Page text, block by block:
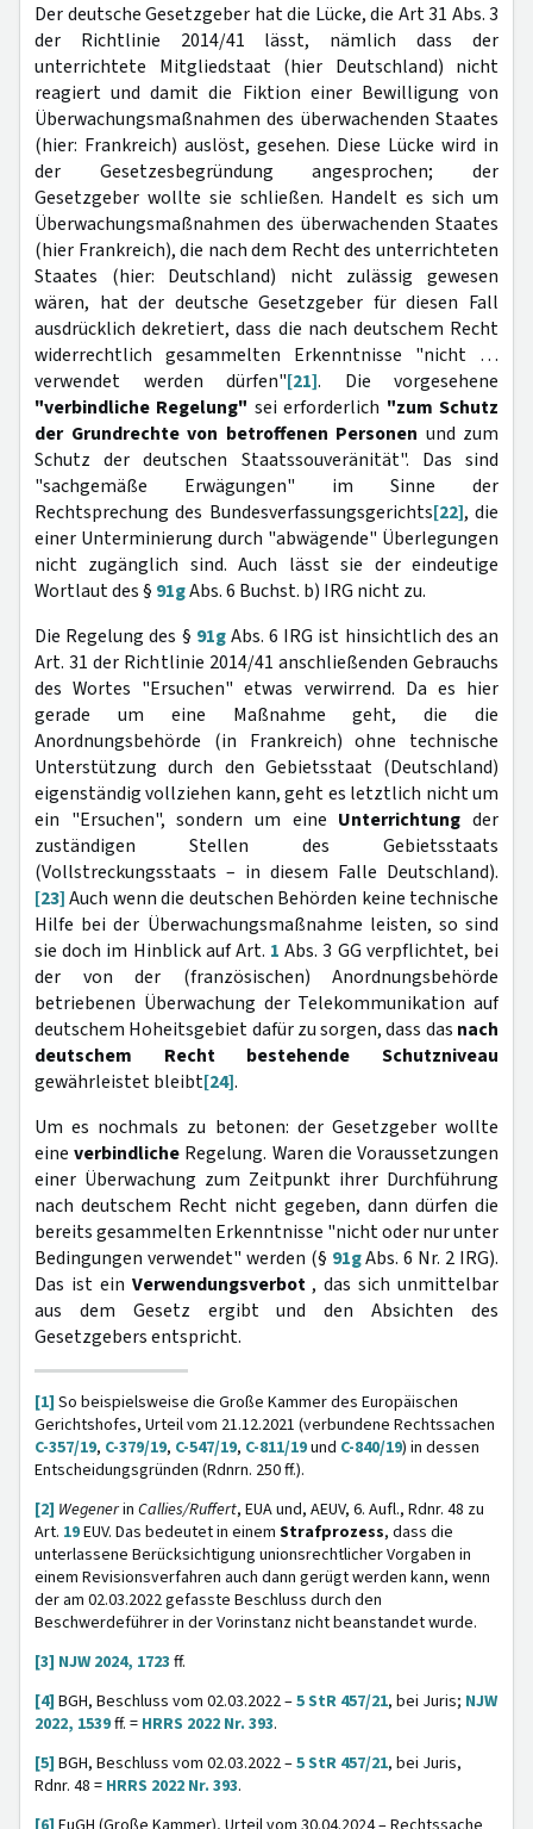
Der deutsche Gesetzgeber hat die Lücke, die Art 31 Abs. 3
der Richtlinie 2014/41 lässt, nämlich dass der
unterrichtete Mitgliedstaat (hier Deutschland) nicht
reagiert und damit die Fiktion einer Bewilligung von
Überwachungsmaßnahmen des überwachenden Staates
(hier: Frankreich) auslöst, gesehen. Diese Lücke wird in
der Gesetzesbegründung angesprochen; der
Gesetzgeber wollte sie schließen. Handelt es sich um
Überwachungsmaßnahmen des überwachenden Staates
(hier Frankreich), die nach dem Recht des unterrichteten
Staates (hier: Deutschland) nicht zulässig gewesen
wären, hat der deutsche Gesetzgeber für diesen Fall
ausdrücklich dekretiert, dass die nach deutschem Recht
widerrechtlich gesammelten Erkenntnisse "nicht …
verwendet werden dürfen"[21]. Die vorgesehene
"verbindliche Regelung" sei erforderlich "zum Schutz
der Grundrechte von betroffenen Personen und zum
Schutz der deutschen Staatssouveränität". Das sind
"sachgemäße Erwägungen" im Sinne der
Rechtsprechung des Bundesverfassungsgerichts[22], die
einer Unterminierung durch "abwägende" Überlegungen
nicht zugänglich sind. Auch lässt sie der eindeutige
Wortlaut des § 91gAbs. 6 Buchst. b) IRG nicht zu.
Die Regelung des § 91gAbs. 6 IRG ist hinsichtlich des an
Art. 31 der Richtlinie 2014/41 anschließenden Gebrauchs
des Wortes "Ersuchen" etwas verwirrend. Da es hier
gerade um eine Maßnahme geht, die die
Anordnungsbehörde (in Frankreich) ohne technische
Unterstützung durch den Gebietsstaat (Deutschland)
eigenständig vollziehen kann, geht es letztlich nicht um
ein "Ersuchen", sondern um eine Unterrichtung der
zuständigen Stellen des Gebietsstaats
(Vollstreckungsstaats – in diesem Falle Deutschland).
[23]Auch wenn die deutschen Behörden keine technische
Hilfe bei der Überwachungsmaßnahme leisten, so sind
sie doch im Hinblick auf Art. 1 Abs. 3 GG verpflichtet, bei
der von der (französischen) Anordnungsbehörde
betriebenen Überwachung der Telekommunikation auf
deutschem Hoheitsgebiet dafür zu sorgen, dass das nach
deutschem Recht bestehende Schutzniveau
gewährleistet bleibt[24].
Um es nochmals zu betonen: der Gesetzgeber wollte
eineverbindliche Regelung. Waren die Voraussetzungen
einer Überwachung zum Zeitpunkt ihrer Durchführung
nach deutschem Recht nicht gegeben, dann dürfen die
bereits gesammelten Erkenntnisse "nicht oder nur unter
Bedingungen verwendet" werden (§ 91gAbs. 6 Nr. 2 IRG).
Das ist ein Verwendungsverbot , das sich unmittelbar
aus dem Gesetz ergibt und den Absichten des
Gesetzgebers entspricht.
[1] So beispielsweise die Große Kammer des Europäischen
Gerichtshofes, Urteil vom 21.12.2021 (verbundene Rechtssachen
C-357/19, C-379/19, C-547/19, C-811/19und C-840/19) in dessen
Entscheidungsgründen (Rdnrn. 250 ff.).
[2] Wegenerin Callies/Ruffert, EUA und, AEUV, 6. Aufl., Rdnr. 48 zu
Art. 19EUV. Das bedeutet in einem Strafprozess, dass die
unterlassene Berücksichtigung unionsrechtlicher Vorgaben in
einem Revisionsverfahren auch dann gerügt werden kann, wenn
der am 02.03.2022 gefasste Beschluss durch den
Beschwerdeführer in der Vorinstanz nicht beanstandet wurde.
[3] NJW 2024, 1723 ff.
[4] BGH, Beschluss vom 02.03.2022 –5 StR 457/21, bei Juris; NJW
2022, 1539ff. = HRRS 2022 Nr. 393.
[5] BGH, Beschluss vom 02.03.2022 –5 StR 457/21, bei Juris,
Rdnr. 48 = HRRS 2022 Nr. 393.